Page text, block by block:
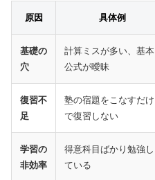
原因 具体例
基礎の
穴
計算ミスが多い、基本
公式が曖昧
復習不
足
塾の宿題をこなすだけ
で復習しない
学習の
非効率
得意科目ばかり勉強し
ている